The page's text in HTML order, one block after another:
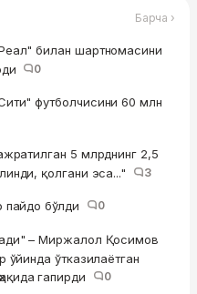
Барча ›
билан шартномасини
0
футболчисини 60 млн
5 млрднинг 2,5
қолгани эса..."
3
пайдо бўлди 0
– Миржалол Қосимов
ўйинда ўтказилаётган
гапирди
0